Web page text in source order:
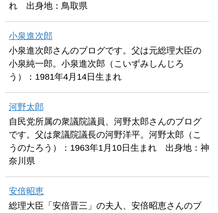
れ 出身地：鳥取県
小泉進次郎
小泉進次郎さんのブログです。父は元総理大臣の
小泉純一郎。小泉進次郎（こいずみしんじろ
う）：1981年4月14日生まれ
河野太郎
自民党所属の衆議院議員、河野太郎さんのブログ
です。父は衆議院議長の河野洋平。河野太郎（こ
うのたろう）：1963年1月10日生まれ 出身地：神
奈川県
安倍昭恵
総理大臣「安倍晋三」の夫人、安倍昭恵さんのブ